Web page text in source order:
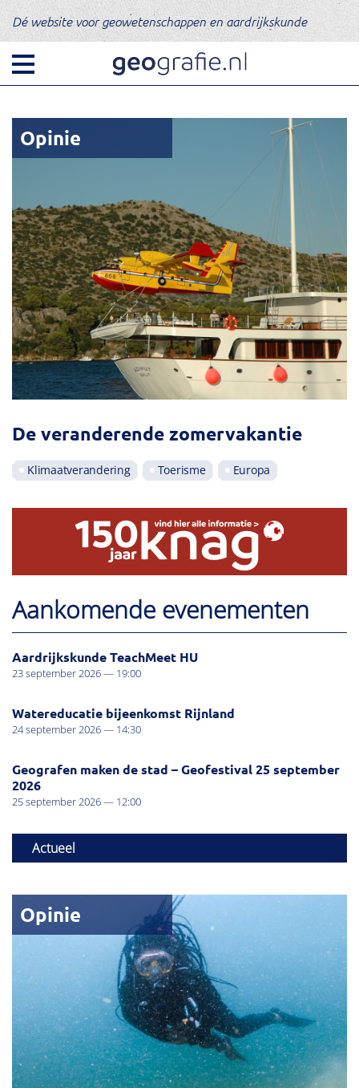
Dé website voor geowetenschappen en aardrijkskunde
Opinie
De veranderende zomervakantie
Klimaatverandering Toerisme Europa
Aankomende evenementen
Aardrijkskunde TeachMeet HU
23 september 2026 — 19:00
Watereducatie bijeenkomst Rijnland
24 september 2026 — 14:30
Geografen maken de stad – Geofestival 25 september
2026
25 september 2026 — 12:00
Actueel
Opinie